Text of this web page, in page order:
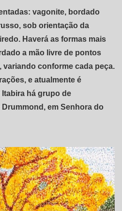
vagonite, bordado
sob orientação da
Haverá as formas mais
a mão livre de pontos
variando conforme cada peça.
e atualmente é
Itabira há grupo de
em Senhora do